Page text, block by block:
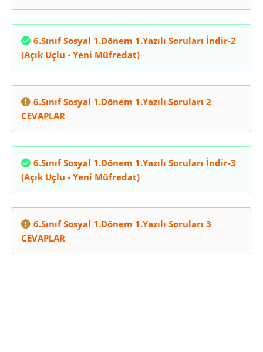
6.Sınıf Sosyal 1.Dönem 1.Yazılı Soruları İndir-2
(Açık Uçlu - Yeni Müfredat)
6.Sınıf Sosyal 1.Dönem 1.Yazılı Soruları 2
CEVAPLAR
6.Sınıf Sosyal 1.Dönem 1.Yazılı Soruları İndir-3
(Açık Uçlu - Yeni Müfredat)
6.Sınıf Sosyal 1.Dönem 1.Yazılı Soruları 3
CEVAPLAR